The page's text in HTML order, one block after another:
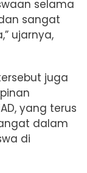
selama
sangat
ujarnya,
juga
yang terus
dalam
di